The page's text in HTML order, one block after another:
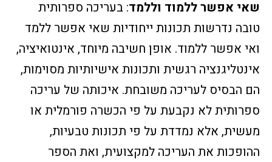
שאי אפשר ללמוד וללמד: בעריכה ספרותית
טובה נדרשות תכונות ייחודיות שאי אפשר ללמד
ואי אפשר ללמוד. אופן חשיבה מיוחד, אינטואיציה,
אינטליגנציה רגשית ותכונות אישיותיות מסוימות,
הם הבסיס לעריכה משובחת. איכותה של עריכה
ספרותית לא נקבעת על פי הכשרה פורמלית או
מעשית, אלא נמדדת על פי תכונות טבעיות,
ההופכות את העריכה למקצועית, ואת הספר